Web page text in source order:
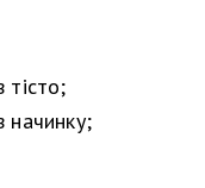
тісто;
начинку;